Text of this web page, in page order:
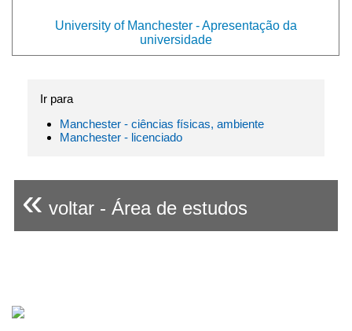
University of Manchester - Apresentação da
universidade
Ir para
Manchester - ciências físicas, ambiente
Manchester - licenciado
« voltar - Área de estudos